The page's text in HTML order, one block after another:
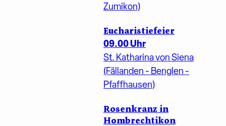
Zumikon)
Eucharistiefeier
09.00 Uhr
St. Katharina von Siena
(Fällanden - Benglen -
Pfaffhausen)
Rosenkranz in
Hombrechtikon